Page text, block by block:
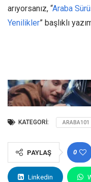
arıyorsanız, “Araba
Yenilikler” başlıklı
KATEGORI: ARABA101
PAYLAŞ 0
Linkedin